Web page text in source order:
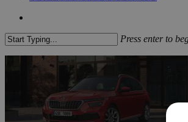
Press enter to